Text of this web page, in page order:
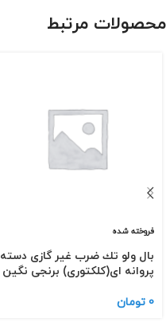
محصولات مرتبط
فروخته شده
بال ولو تك ضرب غیر گازی دسته
پروانه ای(كلكتوری) برنجی نگین
0 تومان